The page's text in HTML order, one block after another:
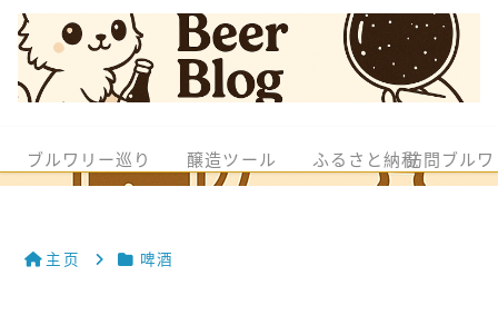
ブルワリー巡り 醸造ツール ふるさと納税訪問ブル
主页 啤酒